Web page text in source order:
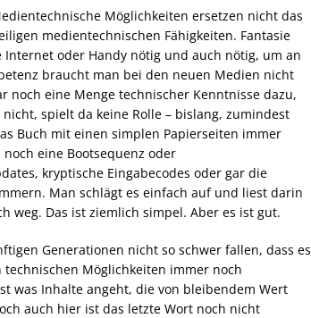
Möglichkeiten ersetzen nicht das
medientechnischen Fähigkeiten. Fantasie
oder Handy nötig und auch nötig, um an
braucht man bei den neuen Medien nicht
noch eine Menge technischer Kenntnisse dazu,
spielt da keine Rolle – bislang, zumindest
Buch mit einen simplen Papierseiten immer
eine Bootsequenz oder
kryptische Eingabecodes oder gar die
Man schlägt es einfach auf und liest darin
weg. Das ist ziemlich simpel. Aber es ist gut.
Generationen nicht so schwer fallen, dass es
Möglichkeiten immer noch
was Inhalte angeht, die von bleibendem Wert
auch hier ist das letzte Wort noch nicht